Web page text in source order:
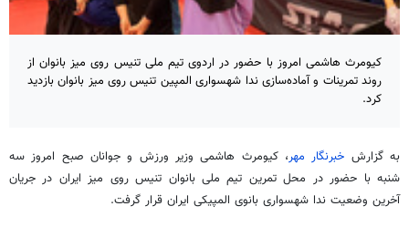
کیومرث هاشمی امروز با حضور در اردوی تیم ملی تنیس روی میز بانوان از
روند تمرینات و آماده‌سازی ندا شهسواری المپین تنیس روی میز بانوان بازدید
کرد.
به گزارش خبرنگار مهر، کیومرث هاشمی وزیر ورزش و جوانان صبح امروز سه
شنبه با حضور در محل تمرین تیم ملی بانوان تنیس روی میز ایران در جریان
آخرین وضعیت ندا شهسواری بانوی المپیکی ایران قرار گرفت.